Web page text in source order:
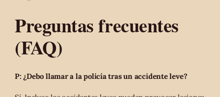
Preguntas frecuentes
(FAQ)
P: ¿Debo llamar a la policía tras un accidente leve?